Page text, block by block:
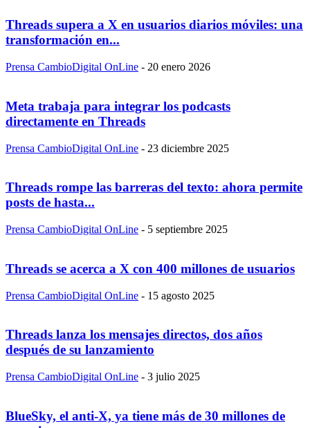
Threads supera a X en usuarios diarios móviles: una
transformación en...
Prensa CambioDigital OnLine - 20 enero 2026
Meta trabaja para integrar los podcasts
directamente en Threads
Prensa CambioDigital OnLine - 23 diciembre 2025
Threads rompe las barreras del texto: ahora permite
posts de hasta...
Prensa CambioDigital OnLine - 5 septiembre 2025
Threads se acerca a X con 400 millones de usuarios
Prensa CambioDigital OnLine - 15 agosto 2025
Threads lanza los mensajes directos, dos años
después de su lanzamiento
Prensa CambioDigital OnLine - 3 julio 2025
BlueSky, el anti-X, ya tiene más de 30 millones de